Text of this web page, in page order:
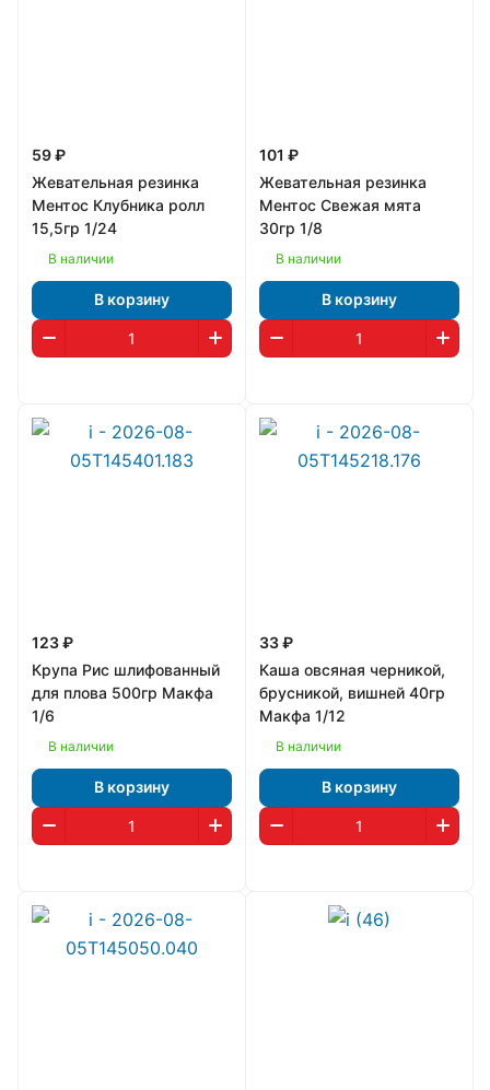
59 ₽
Жевательная резинка
Ментос Клубника ролл
15,5гр 1/24
В наличии
В корзину
101 ₽
Жевательная резинка
Ментос Свежая мята
30гр 1/8
В наличии
В корзину
123 ₽
Крупа Рис шлифованный
для плова 500гр Макфа
1/6
В наличии
В корзину
33 ₽
Каша овсяная черникой,
брусникой, вишней 40гр
Макфа 1/12
В наличии
В корзину